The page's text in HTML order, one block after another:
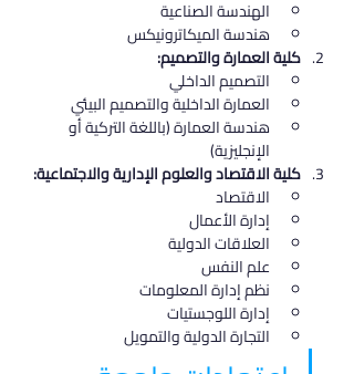
الهندسة الصناعية
هندسة الميكاترونيكس
كلية العمارة والتصميم:
التصميم الداخلي
العمارة الداخلية والتصميم البيئي
هندسة العمارة (باللغة التركية أو
الإنجليزية)
كلية الاقتصاد والعلوم الإدارية والاجتماعية:
الاقتصاد
إدارة الأعمال
العلاقات الدولية
علم النفس
نظم إدارة المعلومات
إدارة اللوجستيات
التجارة الدولية والتمويل